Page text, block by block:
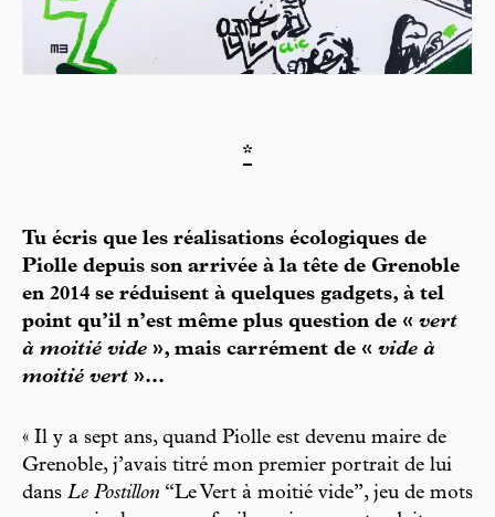
*
Tu écris que les réalisations écologiques de
Piolle depuis son arrivée à la tête de Grenoble
en 2014 se réduisent à quelques gadgets, à tel
point qu’il n’est même plus question de « vert
à moitié vide », mais carrément de « vide à
moitié vert »...
« Il y a sept ans, quand Piolle est devenu maire de
Grenoble, j’avais titré mon premier portrait de lui
dans Le Postillon “Le Vert à moitié vide”, jeu de mots